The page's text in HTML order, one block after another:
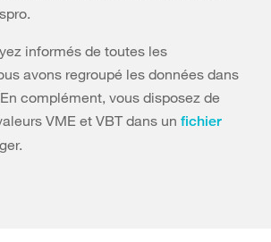
informés de toutes les
avons regroupé les données dans
complément, vous disposez de
VME et VBT dans un fichier